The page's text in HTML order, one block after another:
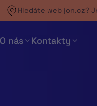
Hledáte web jon.cz?
O nás Kontakty